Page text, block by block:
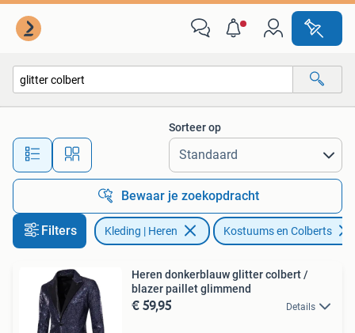
Alle afstanden…
Sorteer op
Bewaar je zoekopdracht
Filters Kleding | Heren Kostuums en Colberts
Heren donkerblauw glitter colbert /
blazer paillet glimmend
€ 59,95 Details